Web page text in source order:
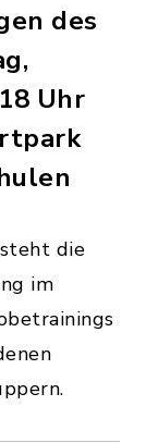
des
Uhr
die
im